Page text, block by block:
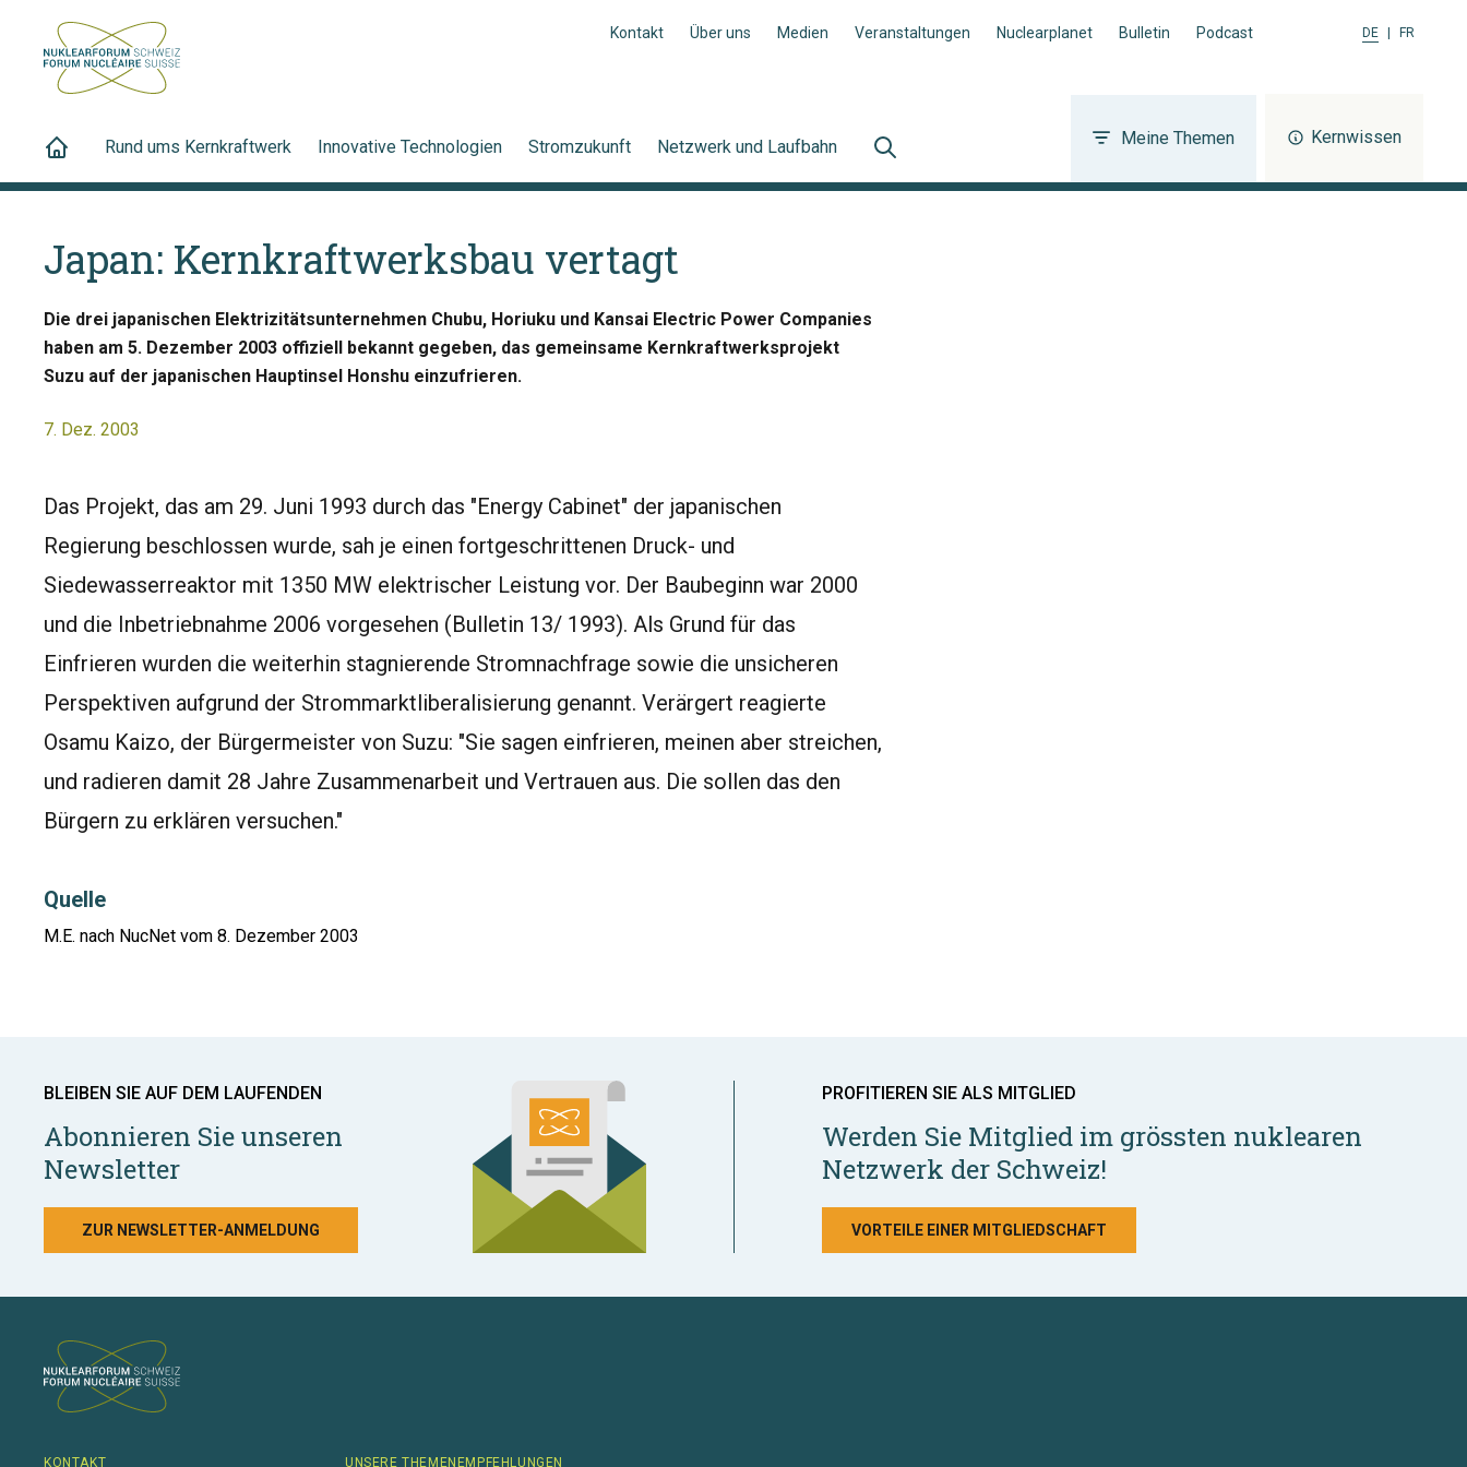
Kontakt Über uns Medien Veranstaltungen Nuclearplanet Bulletin Podcast DE FR
Rund ums Kernkraftwerk Innovative Technologien Stromzukunft Netzwerk und Laufbahn Meine Themen Kernwissen
Japan: Kernkraftwerksbau vertagt
Die drei japanischen Elektrizitätsunternehmen Chubu, Horiuku und Kansai Electric Power Companies
haben am 5. Dezember 2003 offiziell bekannt gegeben, das gemeinsame Kernkraftwerksprojekt
Suzu auf der japanischen Hauptinsel Honshu einzufrieren.
7. Dez. 2003
Das Projekt, das am 29. Juni 1993 durch das "Energy Cabinet" der japanischen
Regierung beschlossen wurde, sah je einen fortgeschrittenen Druck- und
Siedewasserreaktor mit 1350 MW elektrischer Leistung vor. Der Baubeginn war 2000
und die Inbetriebnahme 2006 vorgesehen (Bulletin 13/ 1993). Als Grund für das
Einfrieren wurden die weiterhin stagnierende Stromnachfrage sowie die unsicheren
Perspektiven aufgrund der Strommarktliberalisierung genannt. Verärgert reagierte
Osamu Kaizo, der Bürgermeister von Suzu: "Sie sagen einfrieren, meinen aber streichen,
und radieren damit 28 Jahre Zusammenarbeit und Vertrauen aus. Die sollen das den
Bürgern zu erklären versuchen."
Quelle
M.E. nach NucNet vom 8. Dezember 2003
BLEIBEN SIE AUF DEM LAUFENDEN
Abonnieren Sie unseren
Newsletter
ZUR NEWSLETTER-ANMELDUNG
PROFITIEREN SIE ALS MITGLIED
Werden Sie Mitglied im grössten nuklearen
Netzwerk der Schweiz!
VORTEILE EINER MITGLIEDSCHAFT
KONTAKT UNSERE THEMENEMPFEHLUNGEN